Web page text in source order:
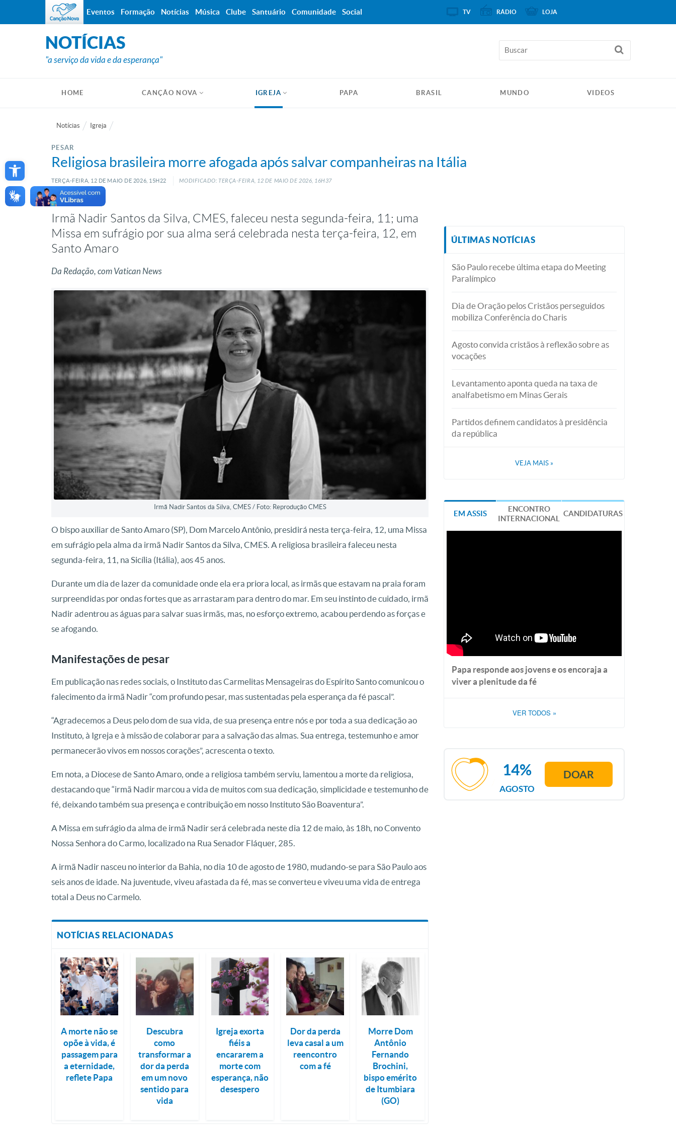
Open toolbar
NOTÍCIAS
"a serviço da vida e da esperança"
HOME CANÇÃO NOVA IGREJA PAPA BRASIL MUNDO VIDEOS
Notícias Igreja
PESAR
Religiosa brasileira morre afogada após salvar companheiras na Itália
TERÇA-FEIRA, 12 DE MAIO DE 2026, 15H22 MODIFICADO: TERÇA-FEIRA, 12 DE MAIO DE 2026, 16H37
Irmã Nadir Santos da Silva, CMES, faleceu nesta segunda-feira, 11; uma
Missa em sufrágio por sua alma será celebrada nesta terça-feira, 12, em
Santo Amaro
Da Redação, com Vatican News
Irmã Nadir Santos da Silva, CMES / Foto: Reprodução CMES
O bispo auxiliar de Santo Amaro (SP), Dom Marcelo Antônio, presidirá nesta terça-feira, 12, uma Missa
em sufrágio pela alma da irmã Nadir Santos da Silva, CMES. A religiosa brasileira faleceu nesta
segunda-feira, 11, na Sicília (Itália), aos 45 anos.
Durante um dia de lazer da comunidade onde ela era priora local, as irmãs que estavam na praia foram
surpreendidas por ondas fortes que as arrastaram para dentro do mar. Em seu instinto de cuidado, irmã
Nadir adentrou as águas para salvar suas irmãs, mas, no esforço extremo, acabou perdendo as forças e
se afogando.
Manifestações de pesar
Em publicação nas redes sociais, o Instituto das Carmelitas Mensageiras do Espírito Santo comunicou o
falecimento da irmã Nadir “com profundo pesar, mas sustentadas pela esperança da fé pascal”.
“Agradecemos a Deus pelo dom de sua vida, de sua presença entre nós e por toda a sua dedicação ao
Instituto, à Igreja e à missão de colaborar para a salvação das almas. Sua entrega, testemunho e amor
permanecerão vivos em nossos corações”, acrescenta o texto.
Em nota, a Diocese de Santo Amaro, onde a religiosa também serviu, lamentou a morte da religiosa,
destacando que “irmã Nadir marcou a vida de muitos com sua dedicação, simplicidade e testemunho de
fé, deixando também sua presença e contribuição em nosso Instituto São Boaventura”.
A Missa em sufrágio da alma de irmã Nadir será celebrada neste dia 12 de maio, às 18h, no Convento
Nossa Senhora do Carmo, localizado na Rua Senador Fláquer, 285.
A irmã Nadir nasceu no interior da Bahia, no dia 10 de agosto de 1980, mudando-se para São Paulo aos
seis anos de idade. Na juventude, viveu afastada da fé, mas se converteu e viveu uma vida de entrega
total a Deus no Carmelo.
NOTÍCIAS RELACIONADAS
A morte não se
opõe à vida, é
passagem para
a eternidade,
reflete Papa
Descubra
como
transformar a
dor da perda
em um novo
sentido para
vida
Igreja exorta
fiéis a
encararem a
morte com
esperança, não
desespero
Dor da perda
leva casal a um
reencontro
com a fé
Morre Dom
Antônio
Fernando
Brochini,
bispo emérito
de Itumbiara
(GO)
ÚLTIMAS NOTÍCIAS
São Paulo recebe última etapa do Meeting
Paralímpico
Dia de Oração pelos Cristãos perseguidos
mobiliza Conferência do Charis
Agosto convida cristãos à reflexão sobre as
vocações
Levantamento aponta queda na taxa de
analfabetismo em Minas Gerais
Partidos definem candidatos à presidência
da república
VEJA MAIS »
EM ASSIS
ENCONTRO
INTERNACIONAL
CANDIDATURAS
Papa responde aos jovens e os encoraja a
viver a plenitude da fé
VER TODOS »
AGOSTO
14% DOAR
Eventos Formação Notícias Música Clube Santuário Comunidade Social TV RÁDIO LOJA